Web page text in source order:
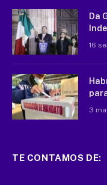
Da
16
3
TE CONTAMOS DE: